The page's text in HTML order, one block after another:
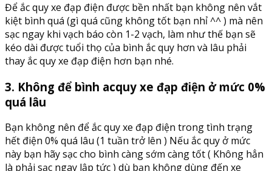
Để ắc quy xe đạp điện được bền nhất bạn không nên vắt
kiệt bình quá (gì quá cũng không tốt bạn nhỉ ^^ ) mà nên
sạc ngay khi vạch báo còn 1-2 vạch, làm như thế bạn sẽ
kéo dài được tuổi thọ của bình ắc quy hơn và lâu phải
thay ắc quy xe đạp điện hơn bạn nhé.
3. Không để bình acquy xe đạp điện ở mức 0%
quá lâu
Bạn không nên để ắc quy xe đạp điện trong tình trạng
hết điện 0% quá lâu (1 tuần trở lên ) Nếu ắc quy ở mức
này bạn hãy sạc cho bình càng sớm càng tốt ( Không hẳn
là phải sạc ngay lập tức ) dù bạn không dùng đến xe